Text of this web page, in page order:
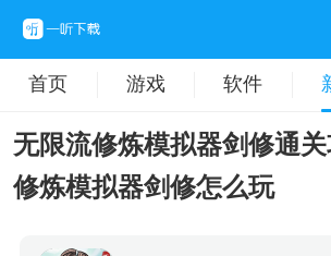
首页 游戏 软件
无限流修炼模拟器剑修通
修炼模拟器剑修怎么玩